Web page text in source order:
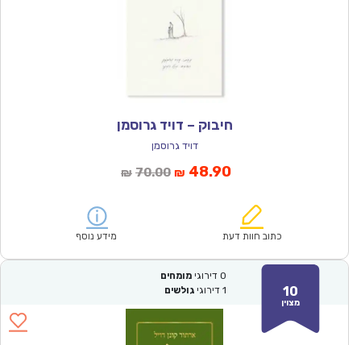
חיבוק – דויד גרוסמן
דויד גרוסמן
₪ 70.00המחיר
₪70.00.
₪ 48.90המחיר
הוא:
כתוב חוות דעת מידע נוסף
10
מצוין
0 דירוגי מומחים
1 דירוגי גולשים